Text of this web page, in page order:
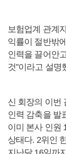
보험업계 관계
익률이 절반밖
인력을 끌어안
것”이라고 설명
신 회장의 이번
인력 감축을 발
이미 본사 인원
상태다. 2위인